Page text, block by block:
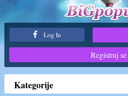
Log In
Registruj se
Kategorije